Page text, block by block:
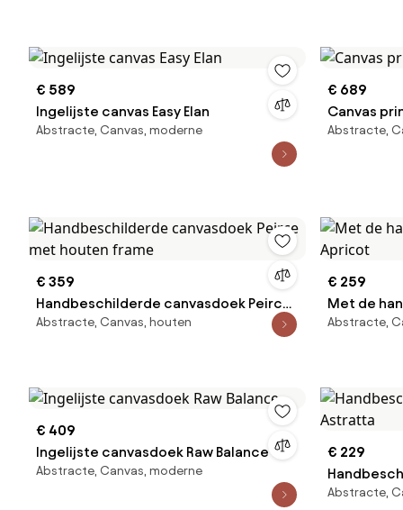
€ 589
Ingelijste canvas Easy Elan
Abstracte, Canvas, moderne
€ 689
Canvas
Abstracte,
€ 359
Handbeschilderde canvasdoek Peirce
met houten frame
Abstracte, Canvas, houten
€ 259
Met de
Apricot
Abstracte,
€ 409
Ingelijste canvasdoek Raw Balance
Abstracte, Canvas, moderne
€ 229
Astratta
Abstracte,